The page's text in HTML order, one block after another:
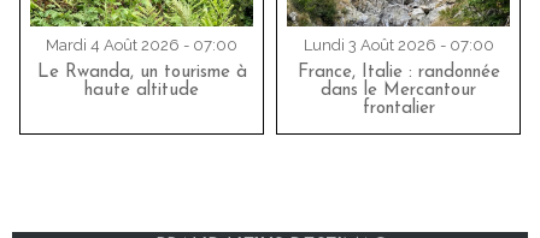
Mardi 4 Août 2026 - 07:00
Le Rwanda, un tourisme à
haute altitude
Lundi 3 Août 2026 - 07:00
France, Italie : randonnée
dans le Mercantour
frontalier